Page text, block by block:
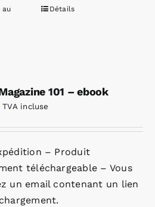
au
Détails
101 – ebook
TVA incluse
– Produit
téléchargeable – Vous
un email contenant un lien